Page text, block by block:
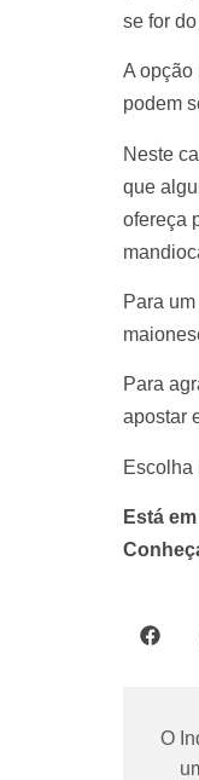
se for
A opção
podem
Neste
que
ofereça
Para
Para
apostar
Escolha
Está
O